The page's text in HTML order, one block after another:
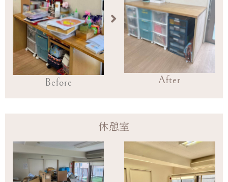
Before After
休憩室